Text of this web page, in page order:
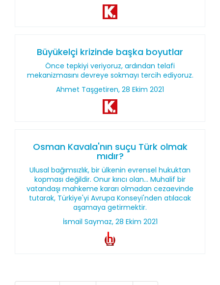
Büyükelçi krizinde başka boyutlar
Önce tepkiyi veriyoruz, ardından telafi
mekanizmasını devreye sokmayı tercih ediyoruz.
Ahmet Taşgetiren, 28 Ekim 2021
Osman Kavala'nın suçu Türk olmak
mıdır?
Ulusal bağımsızlık, bir ülkenin evrensel hukuktan
kopması değildir. Onur kırıcı olan... Muhalif bir
vatandaşı mahkeme kararı olmadan cezaevinde
tutarak, Türkiye'yi Avrupa Konseyi'nden atılacak
aşamaya getirmektir.
İsmail Saymaz, 28 Ekim 2021